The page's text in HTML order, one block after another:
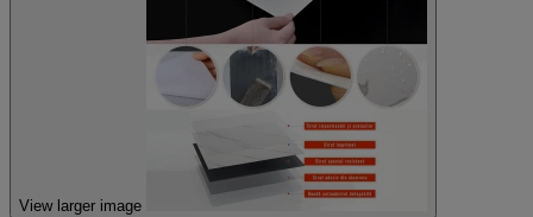
View larger image